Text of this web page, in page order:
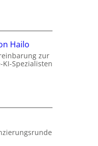
Hailo
zur
Spezialisten